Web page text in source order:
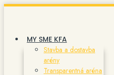
Preskočiť
MY SME KFA
Stavba a dostavba
arény
Transparentná aréna